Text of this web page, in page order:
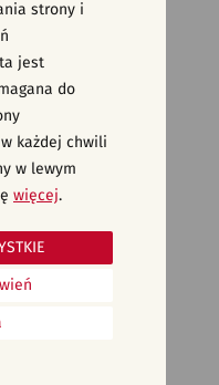
strony i
jest
do
każdej chwili
w lewym
więcej.